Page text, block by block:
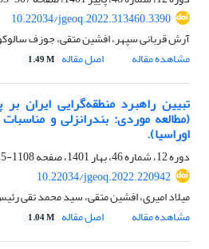
10.22034/jgeoq.2022.313460.3390
آرش قربانی سپهر، افشین متقی، جوزف
مشاهده مقاله
اصل مقاله 1.49 M
تبیین راهبرد منطقه‌گرایی ایران بر
(مطالعه موردی: بندرانزلی و
اوراسیا).
دوره 12، شماره 46، بهار 1401، صفحه
1108-1125
10.22034/jgeoq.2022.220942
میلاد امیری، افشین متقی، سید محمد تقی
مشاهده مقاله
اصل مقاله 1.04 M